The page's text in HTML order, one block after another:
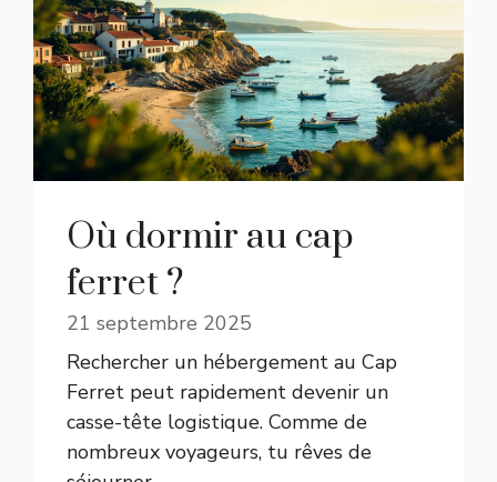
Où dormir au cap
ferret ?
21 septembre 2025
Rechercher un hébergement au Cap
Ferret peut rapidement devenir un
casse-tête logistique. Comme de
nombreux voyageurs, tu rêves de